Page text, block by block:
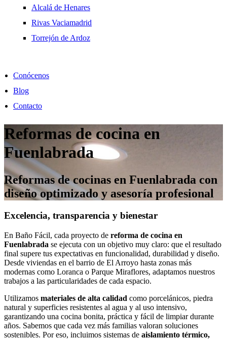
Alcalá de Henares
Rivas Vaciamadrid
Torrejón de Ardoz
Conócenos
Blog
Contacto
Reformas de cocina en
Fuenlabrada
Reformas de cocinas en Fuenlabrada con
diseño optimizado y asesoría profesional
Excelencia, transparencia y bienestar
En Baño Fácil, cada proyecto de reforma de cocina en
Fuenlabrada se ejecuta con un objetivo muy claro: que el resultado
final supere tus expectativas en funcionalidad, durabilidad y diseño.
Desde viviendas en el barrio de El Arroyo hasta zonas más
modernas como Loranca o Parque Miraflores, adaptamos nuestros
trabajos a las particularidades de cada espacio.
Utilizamos materiales de alta calidad como porcelánicos, piedra
natural y superficies resistentes al agua y al uso intensivo,
garantizando una cocina bonita, práctica y fácil de limpiar durante
años. Sabemos que cada vez más familias valoran soluciones
sostenibles. Por eso, incluimos sistemas de aislamiento térmico,